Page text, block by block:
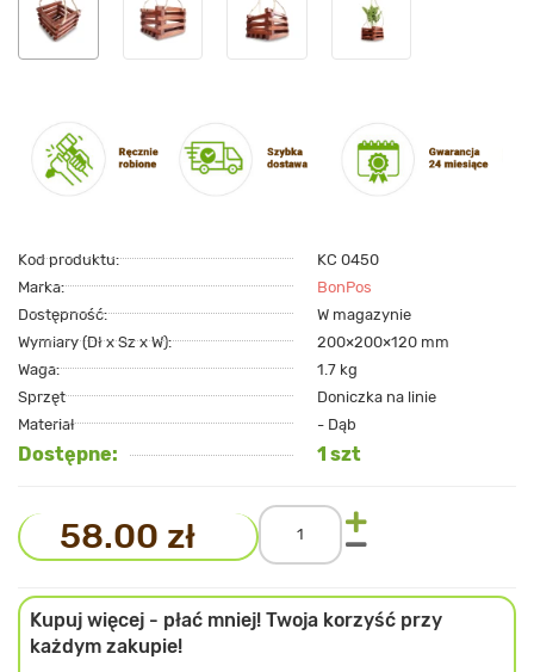
Kod produktu:
KC 0450
Marka:
BonPos
Dostępność:
W magazynie
Wymiary (Dł x Sz x W):
200×200×120 mm
Waga:
1.7 kg
Sprzęt
Doniczka na linie
Materiał
- Dąb
Dostępne: 1 szt
58.00 zł
Kupuj więcej - płać mniej! Twoja korzyść przy
każdym zakupie!